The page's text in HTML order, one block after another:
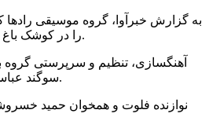
به گزارش خبرآوا، گروه موسیقی
را در کوشک باغ هنر تهران برگزار می کند.
آهنگسازی، تنظیم و سرپرستی گروه
سوگند عباسی و مجید یگانه راد است.
نوازنده فلوت و همخوان حمید